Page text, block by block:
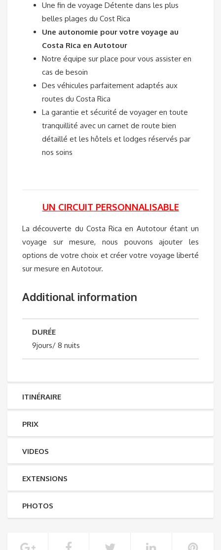
Une fin de voyage Détente dans les plus
belles plages du Cost Rica
Une autonomie pour votre voyage au
Costa Rica en Autotour
Notre équipe sur place pour vous assister en
cas de besoin
Des véhicules parfaitement adaptés aux
routes du Costa Rica
La garantie et sécurité de voyager en toute
tranquillité avec un carnet de route bien
détaillé et les hôtels et lodges réservés par
nos soins
UN CIRCUIT PERSONNALISABLE
La découverte du Costa Rica en Autotour étant un
voyage sur mesure, nous pouvons ajouter les
options de votre choix et créer votre voyage liberté
sur mesure en Autotour.
Additional information
DURÉE
9jours/ 8 nuits
ITINÉRAIRE
PRIX
VIDEOS
EXTENSIONS
PHOTOS